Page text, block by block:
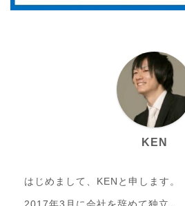
KEN
はじめまして、KENと申します。